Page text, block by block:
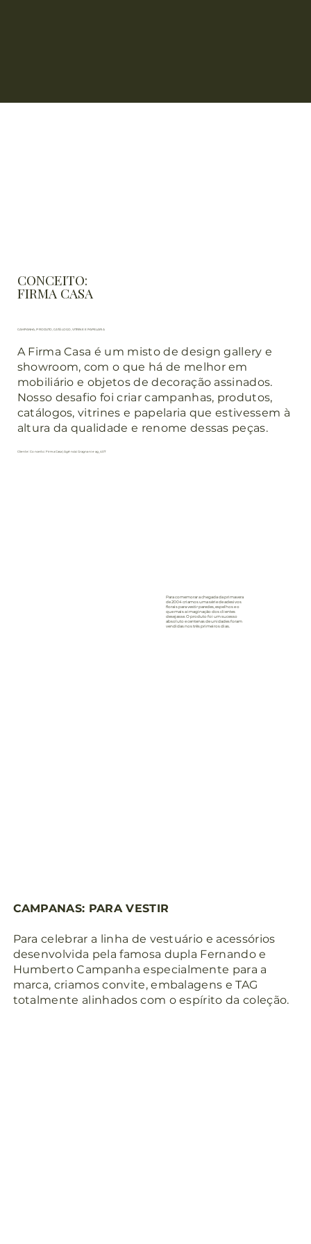
CONCEITO:
FIRMA CASA
CAMPANHA, PRODUTO, CATÁLOGO, VITRINE E PAPELARIA
A Firma Casa é um misto de design gallery e
showroom, com o que há de melhor em
mobiliário e objetos de decoração assinados.
Nosso desafio foi criar campanhas, produtos,
catálogos, vitrines e papelaria que estivessem à
altura da qualidade e renome dessas peças.
Cliente: Conceito: Firma Casa | Agência: Gragnani e ag_407
Para comemorar a chegada da primavera
de 2004 criamos uma série de adesivos
florais para vestir paredes, espelhos e o
que mais a imaginação dos clientes
desejasse. O produto foi um sucesso
absoluto e centenas de unidades foram
vendidas nos três primeiros dias.
CAMPANAS: PARA VESTIR
Para celebrar a linha de vestuário e acessórios
desenvolvida pela famosa dupla Fernando e
Humberto Campanha especialmente para a
marca, criamos convite, embalagens e TAG
totalmente alinhados com o espírito da coleção.